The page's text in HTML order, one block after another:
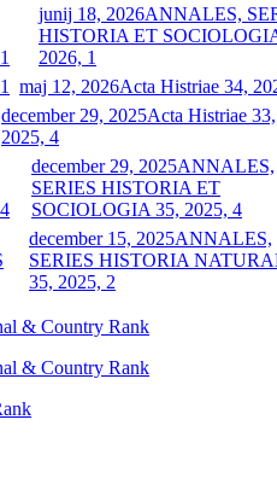
junij 18, 2026ANNALES,
HISTORIA ET
2026, 1
maj 12, 2026Acta Histriae 34,
december 29, 2025Acta Histriae 33,
2025, 4
december 29, 2025ANNALES,
SERIES HISTORIA ET
SOCIOLOGIA 35, 2025, 4
december 15, 2025ANNALES,
SERIES HISTORIA
35, 2025, 2